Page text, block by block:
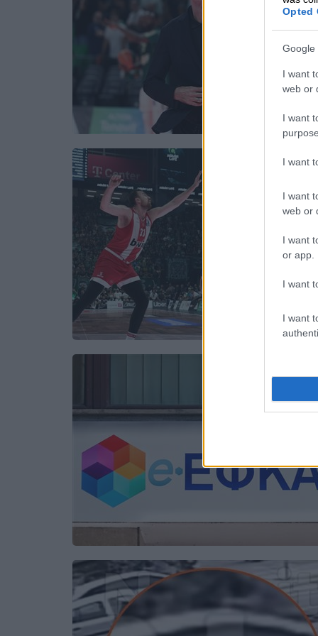
Opted
Google
I want
web or
I want
I want
I want
web or
I want
or app.
I want
I want